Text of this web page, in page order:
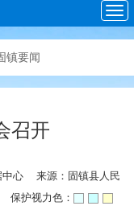
导
航
镇要闻
召开
中心 来源：固镇县人民
保护视力色：